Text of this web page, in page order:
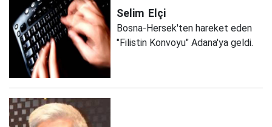
Selim Elçi
Bosna-Hersek'ten hareket eden
"Filistin Konvoyu" Adana'ya geldi.